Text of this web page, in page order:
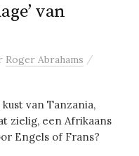
van
Roger Abrahams /
van Tanzania,
zielig, een Afrikaans
Engels of Frans?